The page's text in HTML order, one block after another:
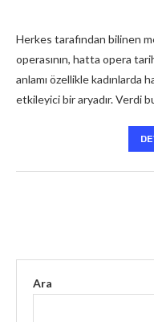
Herkes tarafından bilinen
operasının, hatta opera
anlamı özellikle kadınlarda
etkileyici bir aryadır. Verdi
Ara